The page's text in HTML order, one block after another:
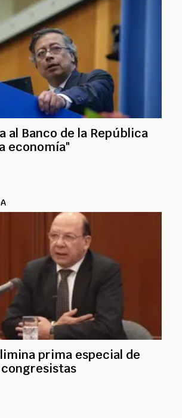
al Banco de la República
economía"
prima especial de